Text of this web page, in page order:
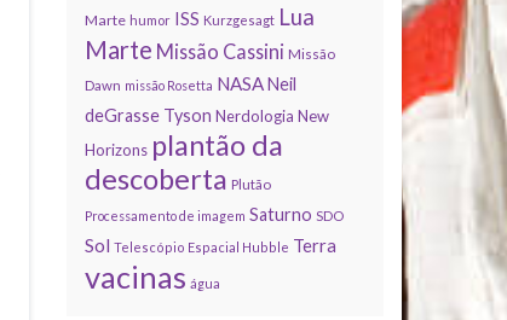
Marte humor ISS Kurzgesagt Lua
Marte Missão Cassini Missão
Dawn missão Rosetta NASA Neil
deGrasse Tyson Nerdologia New
Horizons plantão da
descoberta Plutão
Processamento de imagem Saturno SDO
Sol Telescópio Espacial Hubble Terra
vacinas água